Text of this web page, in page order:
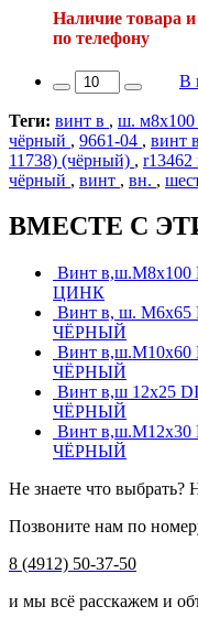
Наличие товара
по телефону
В
Теги: винт в , ш. м8х100
чёрный , 9661-04 , винт
11738) (чёрный) , r13462
чёрный , винт , вн. ,
ВМЕСТЕ С
Винт в,ш.М8х100
ЦИНК
Винт в, ш. М6х65
ЧЁРНЫЙ
Винт в,ш.М10х60
ЧЁРНЫЙ
Винт в,ш 12х25
ЧЁРНЫЙ
Винт в,ш.М12х30
ЧЁРНЫЙ
Не знаете что выбрать?
Позвоните нам по
8 (4912) 50-37-50
и мы всё расскажем и